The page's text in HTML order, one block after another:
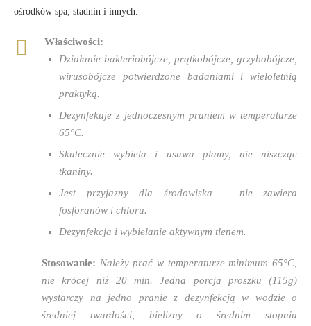
ośrodków spa, stadnin i innych.
Właściwości:
Działanie bakteriobójcze, prątkobójcze, grzybobójcze,
wirusobójcze potwierdzone badaniami i wieloletnią
praktyką.
Dezynfekuje z jednoczesnym praniem w temperaturze
65°C.
Skutecznie wybiela i usuwa plamy, nie niszcząc
tkaniny.
Jest przyjazny dla środowiska – nie zawiera
fosforanów i chloru.
Dezynfekcja i wybielanie aktywnym tlenem.
Stosowanie: Należy prać w temperaturze minimum 65°C,
nie krócej niż 20 min. Jedna porcja proszku (115g)
wystarczy na jedno pranie z dezynfekcją w wodzie o
średniej twardości, bielizny o średnim stopniu